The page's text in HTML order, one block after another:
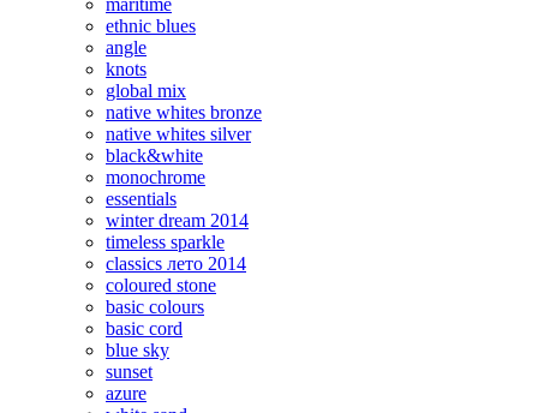
maritime
ethnic blues
angle
knots
global mix
native whites bronze
native whites silver
black&white
monochrome
essentials
winter dream 2014
timeless sparkle
classics лето 2014
coloured stone
basic colours
basic cord
blue sky
sunset
azure